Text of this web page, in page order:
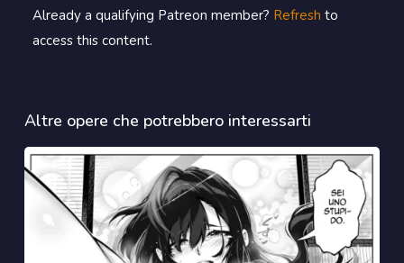
Already a qualifying Patreon member? Refresh to
access this content.
Altre opere che potrebbero interessarti